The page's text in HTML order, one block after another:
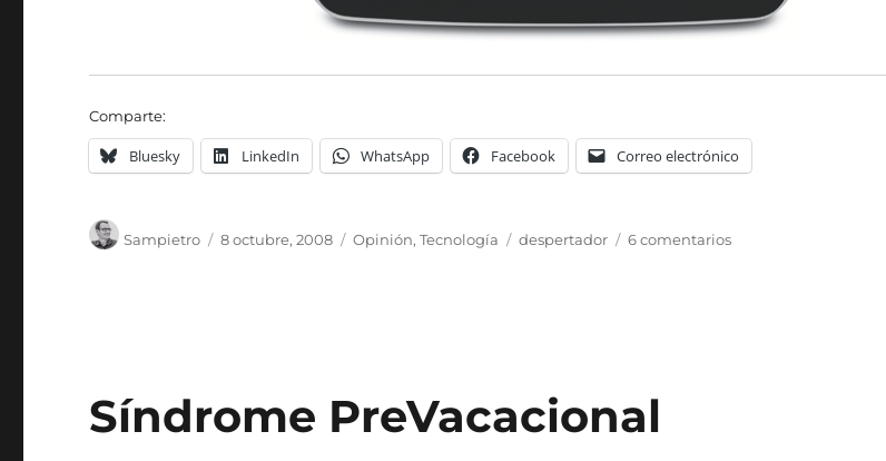
Comparte:
Bluesky LinkedIn WhatsApp Facebook Correo electrónico
Sampietro 8 octubre, 2008 Opinión,Tecnología despertador 6 comentarios
Síndrome PreVacacional